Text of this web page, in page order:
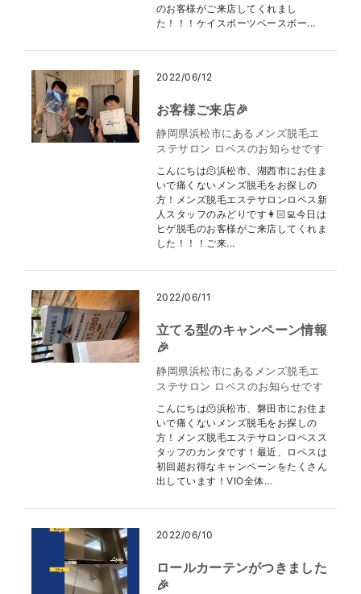
のお客様がご来店してくれまし
た！！！ケイスポーツベースボー...
2022/06/12
お客様ご来店🎉
静岡県浜松市にあるメンズ脱毛エ
ステサロン ロペスのお知らせです
こんにちは🫠浜松市、湖西市にお住ま
いで痛くないメンズ脱毛をお探しの
方！メンズ脱毛エステサロンロペス新
人スタッフのみどりです👩🏻‍💻今日は
ヒゲ脱毛のお客様がご来店してくれま
した！！！ご来...
2022/06/11
立てる型のキャンペーン情報
🎉
静岡県浜松市にあるメンズ脱毛エ
ステサロン ロペスのお知らせです
こんにちは🫠浜松市、磐田市にお住ま
いで痛くないメンズ脱毛をお探しの
方！メンズ脱毛エステサロンロペスス
タッフのカンタです！最近、ロペスは
初回超お得なキャンペーンをたくさん
出しています！VIO全体...
2022/06/10
ロールカーテンがつきました
🎉